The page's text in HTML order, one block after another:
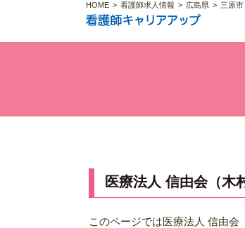
医療法人 信由会（木
このページでは医療法人 信由会
HOME 看護師求人情報 広島県 三原市